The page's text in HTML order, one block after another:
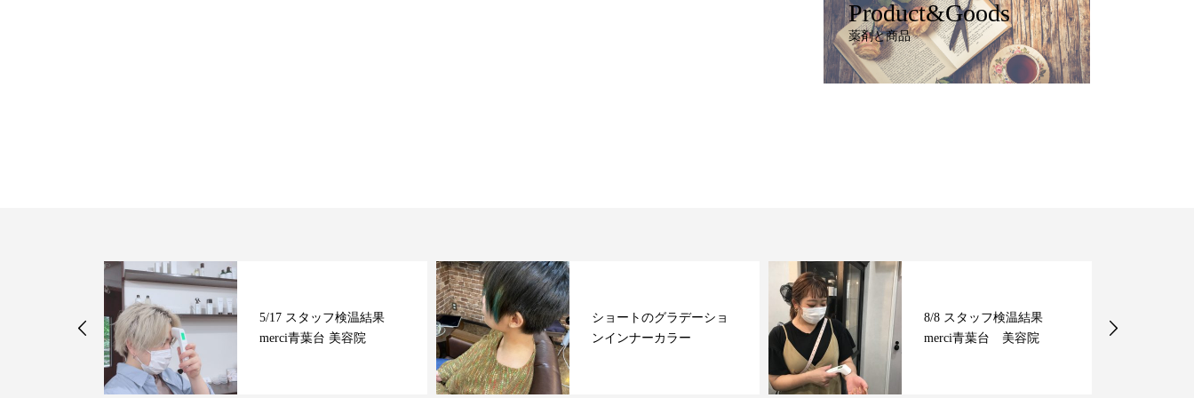
Product&Goods
薬剤と商品
5/17 スタッフ検温結果
merci青葉台 美容院
ショートのグラデーショ
ンインナーカラー
8/8 スタッフ検温結果
merci青葉台 美容院